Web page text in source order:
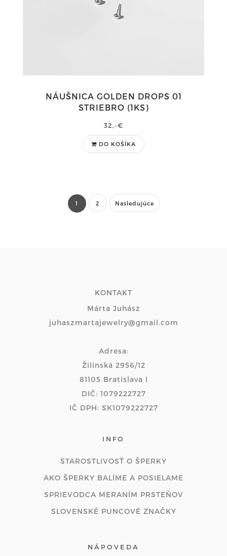
NÁUŠNICA GOLDEN DROPS 01
STRIEBRO (1KS)
32,-€
DO KOŠÍKA
1 2 Nasledujúce
KONTAKT
Márta Juhász
juhaszmartajewelry@gmail.com
Adresa:
Žilinská 2956/12
81105 Bratislava I
DIČ: 1079222727
IČ DPH: SK1079222727
INFO
STAROSTLIVOSŤ O ŠPERKY
AKO ŠPERKY BALÍME A POSIELAME
SPRIEVODCA MERANÍM PRSTEŇOV
SLOVENSKÉ PUNCOVÉ ZNAČKY
NÁPOVEDA